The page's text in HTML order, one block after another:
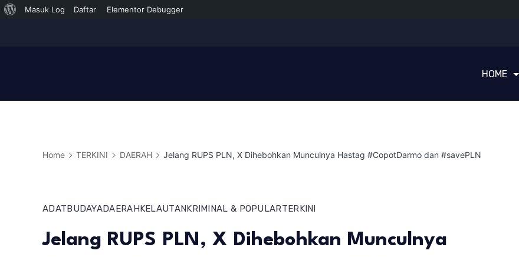
Tentang
Masuk Log Daftar Elementor Debugger
HOME
Home TERKINI DAERAH Jelang RUPS PLN, X Dihebohkan Munculnya Hastag #CopotDarmo dan #savePLN
ADATBUDAYADAERAHKELAUTANKRIMINAL & POPULARTERKINI
Jelang RUPS PLN, X Dihebohkan Munculnya